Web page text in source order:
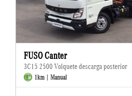
FUSO Canter
3C15 2500 Volquete descarga posterior
1km | Manual